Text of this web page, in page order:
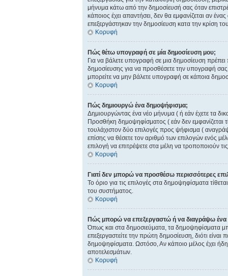
μήνυμα κάτω από την δημοσίευσή σας όταν
κάποιος έχει απαντήσει, δεν θα εμφανίζεται αν
επεξεργάστηκαν την δημοσίευση κατα την κρίση
Κορυφή
Πώς θέτω υπογραφή σε μία δημοσίευση μου;
Για να βάλετε υπογραφή σε μια δημοσίευση
δημοσίευσης για να προσθέσετε την υπογραφή
μπορείτε να μην βάλετε υπογραφή σε κάποια
Κορυφή
Πώς δημιουργώ ένα δημοψήφισμα;
Δημιουργώντας ένα νέο μήνυμα ( ή εάν έχετε τα
Προσθήκη δημοψηφίσματος ( εάν δεν εμφανίζεται
τουλάχιστον δύο επιλογές προς ψήφισμα (
επίσης να θέσετε τον αριθμό των επιλογών ενός
επιλογή να επιτρέψετε στα μέλη να τροποποιούν
Κορυφή
Γιατί δεν μπορώ να προσθέσω περισσότερες
Το όριο για τις επιλογές στα δημοψηφίσματα
του συστήματος.
Κορυφή
Πώς μπορώ να επεξεργαστώ ή να διαγράψω
Όπως και στα δημοσιεύματα, τα δημοψηφίσματα
επεξεργαστείτε την πρώτη δημοσίευση, διότι
δημοψηφίσματα. Ωστόσο, Αν κάποιο μέλος έχει
αποτελεσμάτων.
Κορυφή